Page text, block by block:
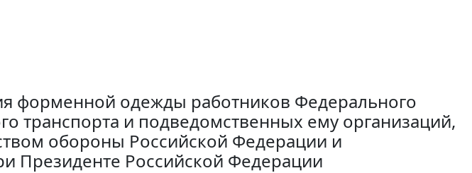
форменной одежды работников Федерального
транспорта и подведомственных ему организаций,
обороны Российской Федерации и
Президенте Российской Федерации